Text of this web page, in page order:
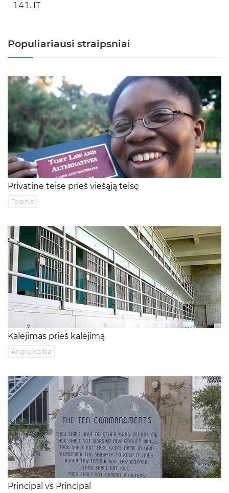
IT
Populiariausi straipsniai
Privatinė teisė prieš viešąją teisę
Teisinis
Kalėjimas prieš kalėjimą
Anglų Kalba
Principal vs Principal